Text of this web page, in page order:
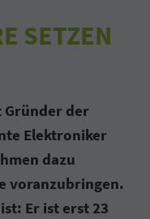
SETZEN
Gründer der
Elektroniker
dazu
voranzubringen.
Er ist erst 23